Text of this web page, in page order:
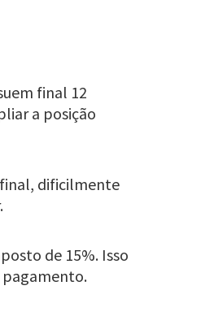
final 12
a posição
dificilmente
de 15%. Isso
pagamento.